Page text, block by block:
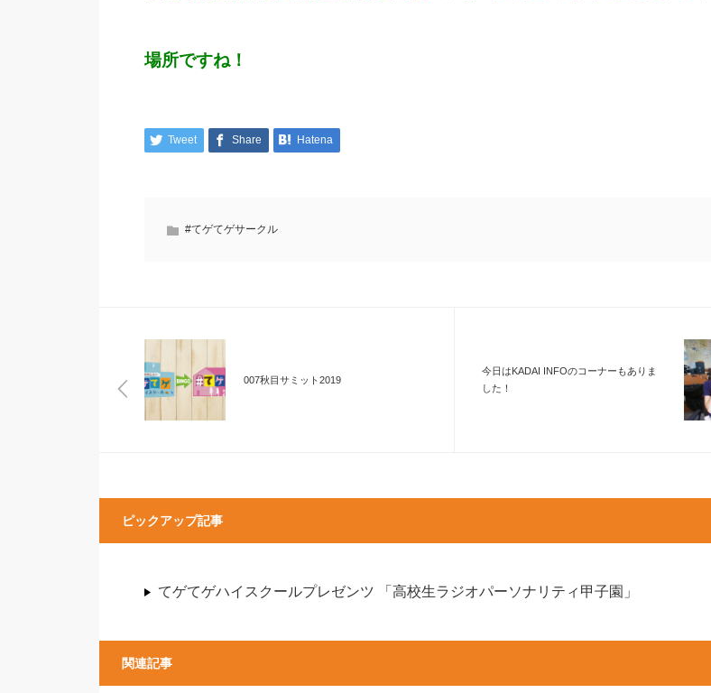
場所ですね！
Tweet Share Hatena
#てゲてゲサークル
007秋目サミット2019
今日はKADAI INFOのコーナーもありま
した！
ピックアップ記事
てゲてゲハイスクールプレゼンツ 「高校生ラジオパーソナリティ甲子園」
関連記事